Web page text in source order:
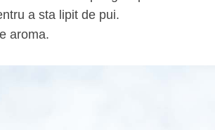
a sta lipit de pui.
aroma.